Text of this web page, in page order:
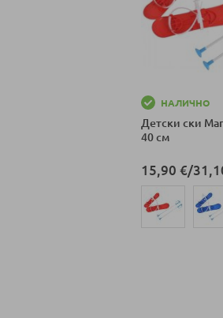
НАЛИЧНО
Детски ски
40 см
15,90 €/